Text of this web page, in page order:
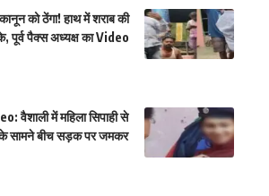
को ठेंगा! हाथ में शराब की
पूर्व पैक्स अध्यक्ष का Video
में महिला सिपाही से
सामने बीच सड़क पर जमकर